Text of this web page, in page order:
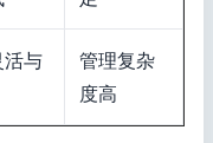
活与
管理复杂
度高